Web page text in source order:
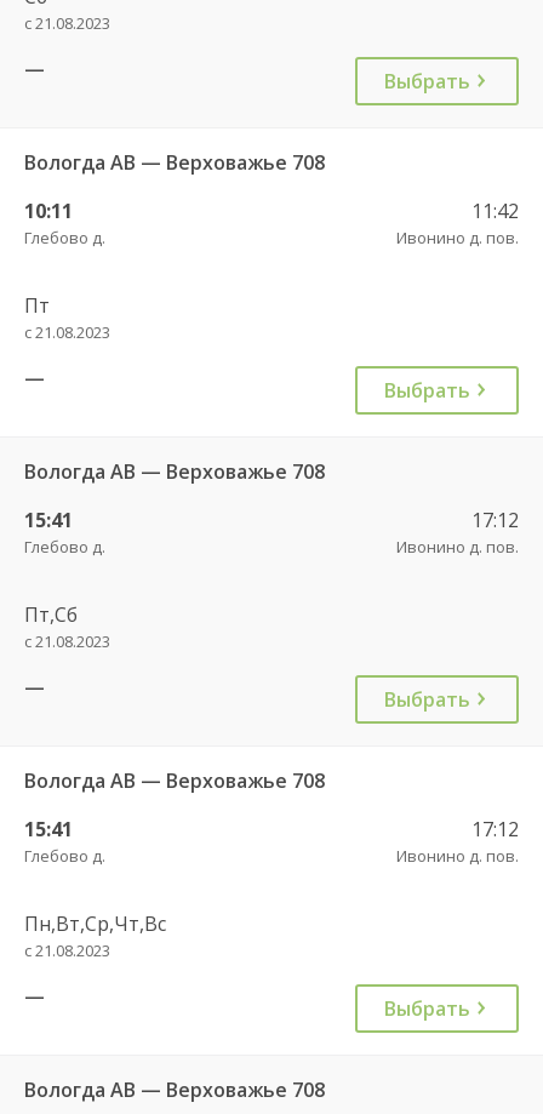
с 21.08.2023
— Выбрать
Вологда АВ — Верховажье 708
10:11
Глебово д.
11:42
Ивонино д. пов.
Пт
с 21.08.2023
— Выбрать
Вологда АВ — Верховажье 708
15:41
Глебово д.
17:12
Ивонино д. пов.
Пт,Сб
с 21.08.2023
— Выбрать
Вологда АВ — Верховажье 708
15:41
Глебово д.
17:12
Ивонино д. пов.
Пн,Вт,Ср,Чт,Вс
с 21.08.2023
— Выбрать
Вологда АВ — Верховажье 708